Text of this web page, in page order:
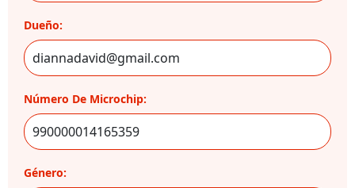
Dueño:
Número De Microchip:
Género: